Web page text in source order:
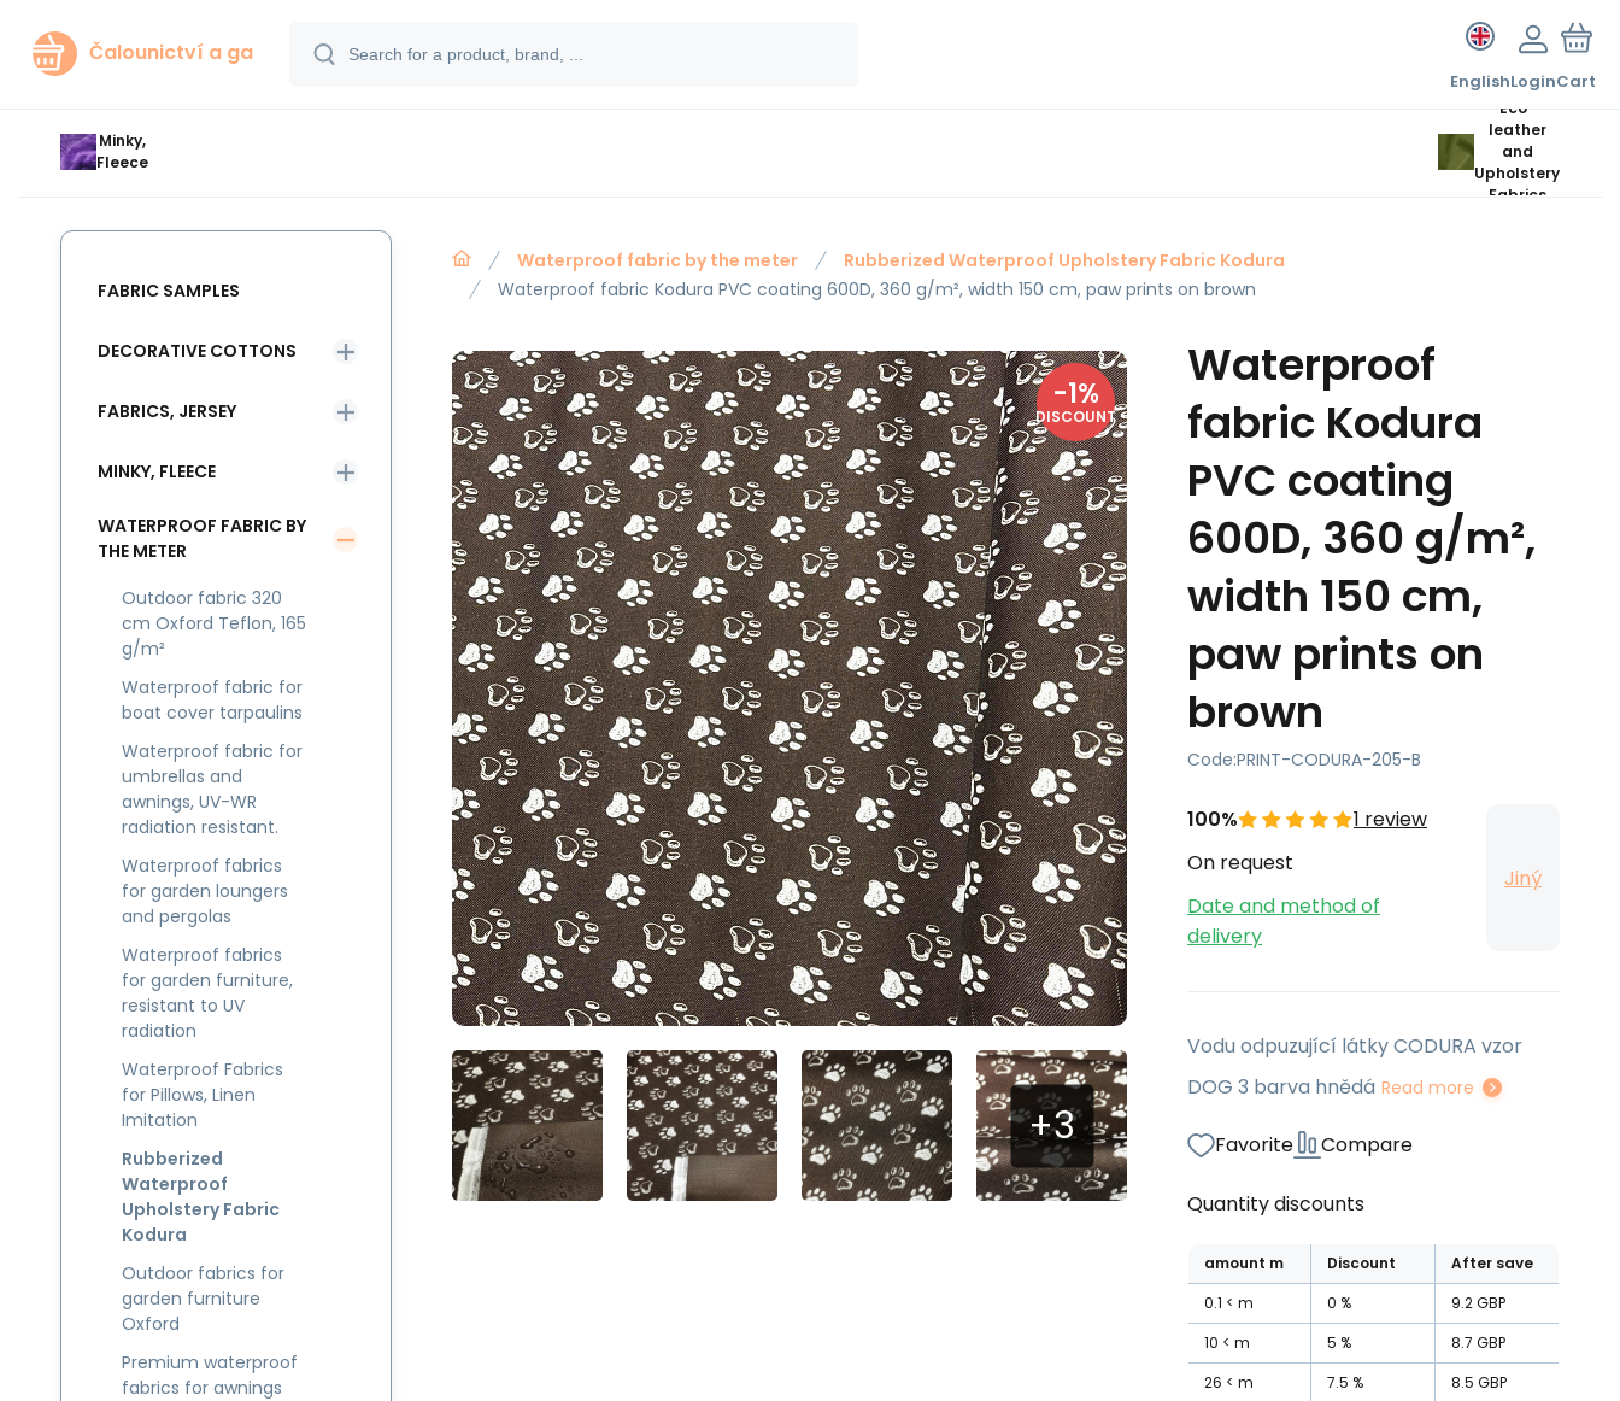
Čalounictví a ga
EnglishLoginCart
Minky,
Fleece
Eco-
leather
and
Upholstery
Fabrics
Waterproof fabric by the meter
Rubberized Waterproof Upholstery Fabric Kodura
Waterproof fabric Kodura PVC coating 600D, 360 g/m², width 150 cm, paw prints on brown
-1%
DISCOUNT
Waterproof
fabric Kodura
PVC coating
600D, 360 g/m²,
width 150 cm,
paw prints on
brown
Code:PRINT-CODURA-205-B
100%
1 review
On request
Date and method of
delivery
Jiný
Vodu odpuzující látky CODURA vzor
DOG 3 barva hnědá Read more
Favorite Compare
Quantity discounts
amount m Discount
After save
0.1
m 0 % 9.2GBP
10
m 5 % 8.7 GBP
26
m 7.5 % 8.5 GBP
FABRIC SAMPLES
DECORATIVE COTTONS
FABRICS, JERSEY
MINKY, FLEECE
WATERPROOF FABRIC BY
THE METER
Outdoor fabric 320
cm Oxford Teflon, 165
g/m²
Waterproof fabric for
boat cover tarpaulins
Waterproof fabric for
umbrellas and
awnings, UV-WR
radiation resistant.
Waterproof fabrics
for garden loungers
and pergolas
Waterproof fabrics
for garden furniture,
resistant to UV
radiation
Waterproof Fabrics
for Pillows, Linen
Imitation
Rubberized
Waterproof
Upholstery Fabric
Kodura
Outdoor fabrics for
garden furniture
Oxford
Premium waterproof
fabrics for awnings